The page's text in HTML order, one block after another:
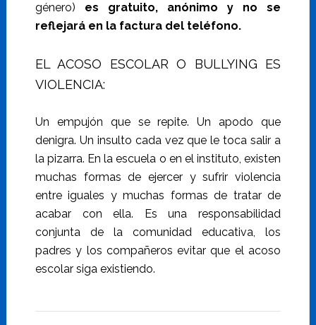
género) es gratuito, anónimo y no se
reflejará en la factura del teléfono.
EL ACOSO ESCOLAR O BULLYING ES
VIOLENCIA:
Un empujón que se repite. Un apodo que
denigra. Un insulto cada vez que le toca salir a
la pizarra. En la escuela o en el instituto, existen
muchas formas de ejercer y sufrir violencia
entre iguales y muchas formas de tratar de
acabar con ella. Es una responsabilidad
conjunta de la comunidad educativa, los
padres y los compañeros evitar que el acoso
escolar siga existiendo.